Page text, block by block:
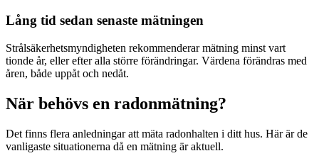
Lång tid sedan senaste mätningen
Strålsäkerhetsmyndigheten rekommenderar mätning minst vart
tionde år, eller efter alla större förändringar. Värdena förändras med
åren, både uppåt och nedåt.
När behövs en radonmätning?
Det finns flera anledningar att mäta radonhalten i ditt hus. Här är de
vanligaste situationerna då en mätning är aktuell.